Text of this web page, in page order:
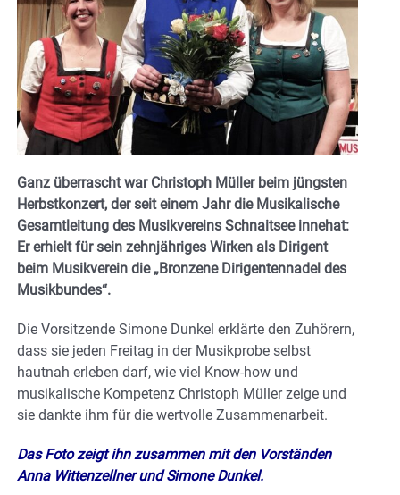
Ganz überrascht war Christoph Müller beim jüngsten
Herbstkonzert, der seit einem Jahr die Musikalische
Gesamtleitung des Musikvereins Schnaitsee innehat:
Er erhielt für sein zehnjähriges Wirken als Dirigent
beim Musikverein die „Bronzene Dirigentennadel des
Musikbundes“.
Die Vorsitzende Simone Dunkel erklärte den Zuhörern,
dass sie jeden Freitag in der Musikprobe selbst
hautnah erleben darf, wie viel Know-how und
musikalische Kompetenz Christoph Müller zeige und
sie dankte ihm für die wertvolle Zusammenarbeit.
Das Foto zeigt ihn zusammen mit den Vorständen
Anna Wittenzellner und Simone Dunkel.